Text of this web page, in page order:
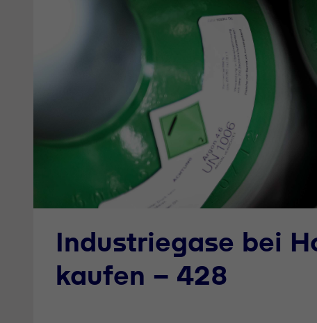
Industriegase bei
kaufen - 428